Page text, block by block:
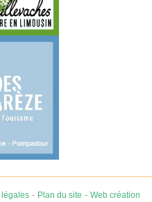
légales- Plan du site - Web création